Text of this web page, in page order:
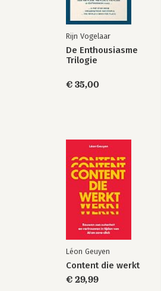
In zijn persoonlijke leven is Rijn
enthousiast over muziek, concerten,
festivals, tafeltennis, poëzie en reizen
The Superpromoter
Rijn Vogelaar
De Enthousiasme
Trilogie
€ 35,00
Léon Geuyen
Content die werkt
€ 29,99